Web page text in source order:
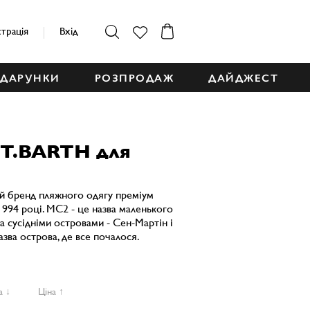
Вхід
РОЗПРОДАЖ ДАЙДЖЕСТ
для
бренд пляжного одягу преміум
році. MC2 - це назва маленького
сусідніми островами - Сен-Мартін і
острова, де все почалося.
↓ Ціна ↑